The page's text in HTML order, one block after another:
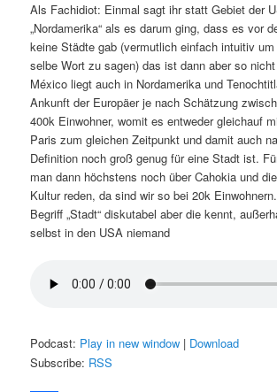
Als Fachidiot: Einmal sagt ihr statt Gebiet der
„Nordamerika“ als es darum ging, dass es vor
keine Städte gab (vermutlich einfach intuitiv
selbe Wort zu sagen) das ist dann aber so
México liegt auch in Nordamerika und
Ankunft der Europäer je nach Schätzung
400k Einwohner, womit es entweder gleichauf
Paris zum gleichen Zeitpunkt und damit auch
Definition noch groß genug für eine Stadt ist.
man dann höchstens noch über Cahokia und
Kultur reden, da sind wir so bei 20k
Begriff „Stadt“ diskutabel aber die kennt,
selbst in den USA niemand
Podcast: Play in new window | Download
Subscribe: RSS